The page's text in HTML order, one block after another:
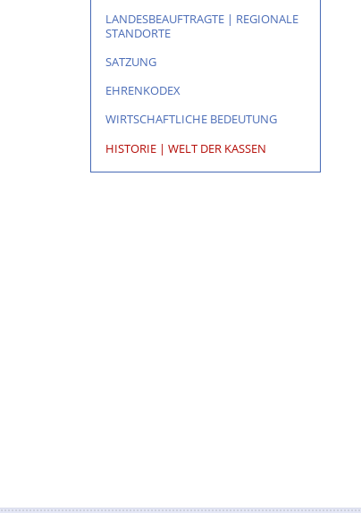
LANDESBEAUFTRAGTE | REGIONALE
STANDORTE
SATZUNG
EHRENKODEX
WIRTSCHAFTLICHE BEDEUTUNG
HISTORIE | WELT DER KASSEN